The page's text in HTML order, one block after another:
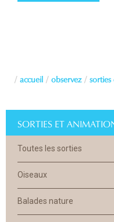
accueil observez sorties
SORTIES ET
Toutes les sorties
Oiseaux
Balades nature